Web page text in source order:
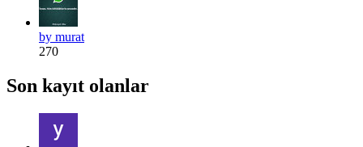
by murat
270
Son kayıt olanlar